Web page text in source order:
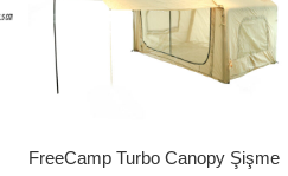
FreeCamp Turbo Canopy Şişme